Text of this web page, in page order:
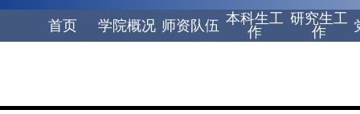
首页 学院概况 师资队伍 本科生工
作
研究生工
作